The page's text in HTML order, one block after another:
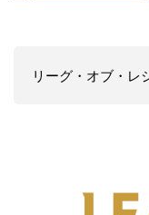
リーグ・オブ・レ